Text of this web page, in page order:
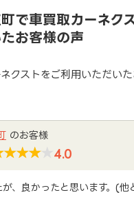
で車買取カーネク
お客様の声
クストをご利用いただい
のお客様
4.0
、良かったと思います。(他